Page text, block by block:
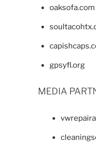
oaksofa.com
gpsyfl.org
MEDIA